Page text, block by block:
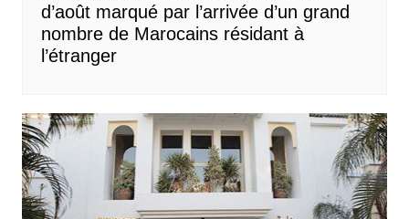
d’août marqué par l’arrivée d’un grand
nombre de Marocains résidant à
l’étranger